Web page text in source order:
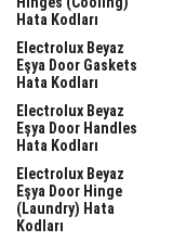
Hata Kodları
Electrolux Beyaz
Eşya Door Gaskets
Hata Kodları
Electrolux Beyaz
Eşya Door Handles
Hata Kodları
Electrolux Beyaz
Eşya Door Hinge
(laundry) Hata
Kodları